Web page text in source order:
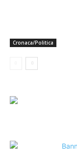
Cronaca/Politica